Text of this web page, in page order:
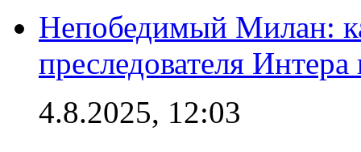
Непобедимый Милан:
преследователя
4.8.2025, 12:03